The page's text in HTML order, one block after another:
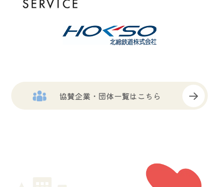
協賛企業・団体一覧はこちら